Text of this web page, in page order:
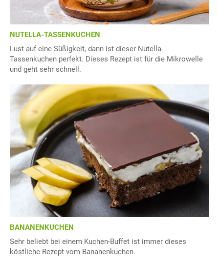
NUTELLA-TASSENKUCHEN
Lust auf eine Süßigkeit, dann ist dieser Nutella-
Tassenkuchen perfekt. Dieses Rezept ist für die Mikrowelle
und geht sehr schnell.
BANANENKUCHEN
Sehr beliebt bei einem Kuchen-Buffet ist immer dieses
köstliche Rezept vom Bananenkuchen.